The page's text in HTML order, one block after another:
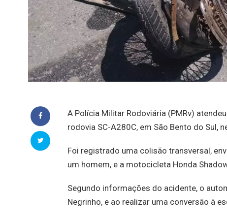
A Polícia Militar Rodoviária (PMRv)
rodovia SC-A280C, em São Bento do Sul,
Foi registrado uma colisão transversal,
um homem, e a motocicleta Honda
Segundo informações do acidente, o
Negrinho, e ao realizar uma conversão à